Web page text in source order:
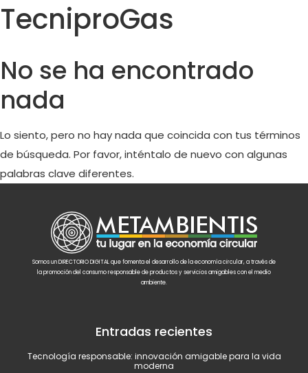
TecniproGas
No se ha encontrado
nada
Lo siento, pero no hay nada que coincida con tus términos
de búsqueda. Por favor, inténtalo de nuevo con algunas
palabras clave diferentes.
Somos un DIRECTORIO DIGITAL que fomenta el desarrollo de la economía circular, a través de
la promoción del consumo responsable de productos y servicios amigables con el medio
ambiente.
Entradas recientes
Tecnología responsable: innovación amigable para la vida
moderna